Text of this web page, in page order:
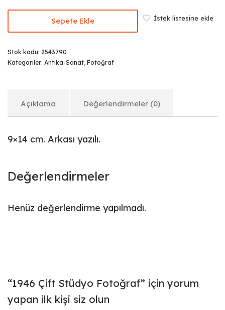
₺99,99.
Sepete Ekle İstek listesine ekle
Stok kodu: 2543790
Kategoriler: Antika-Sanat, Fotoğraf
Açıklama Değerlendirmeler (0)
9×14 cm. Arkası yazılı.
Değerlendirmeler
Henüz değerlendirme yapılmadı.
“1946 Çift Stüdyo Fotoğraf” için yorum
yapan ilk kişi siz olun